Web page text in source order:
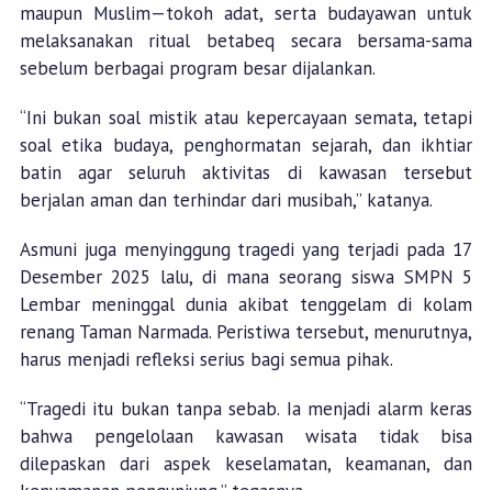
maupun Muslim—tokoh adat, serta budayawan untuk
melaksanakan ritual betabeq secara bersama-sama
sebelum berbagai program besar dijalankan.
“Ini bukan soal mistik atau kepercayaan semata, tetapi
soal etika budaya, penghormatan sejarah, dan ikhtiar
batin agar seluruh aktivitas di kawasan tersebut
berjalan aman dan terhindar dari musibah,” katanya.
Asmuni juga menyinggung tragedi yang terjadi pada 17
Desember 2025 lalu, di mana seorang siswa SMPN 5
Lembar meninggal dunia akibat tenggelam di kolam
renang Taman Narmada. Peristiwa tersebut, menurutnya,
harus menjadi refleksi serius bagi semua pihak.
“Tragedi itu bukan tanpa sebab. Ia menjadi alarm keras
bahwa pengelolaan kawasan wisata tidak bisa
dilepaskan dari aspek keselamatan, keamanan, dan